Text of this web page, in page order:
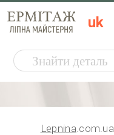
uk
Lepnina.com.ua